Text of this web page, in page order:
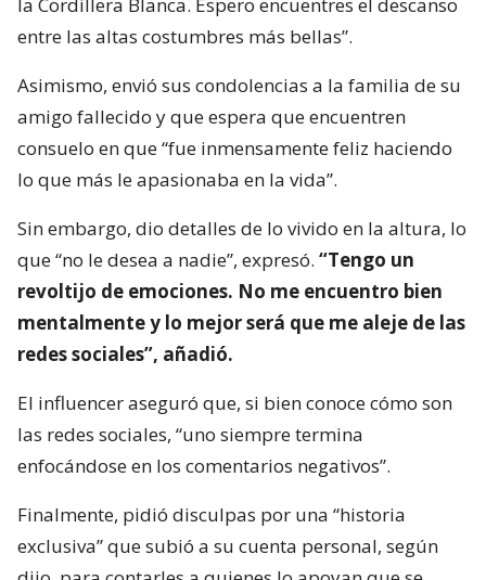
entre las altas costumbres más bellas”.
Asimismo, envió sus condolencias a la familia de su
amigo fallecido y que espera que encuentren
consuelo en que “fue inmensamente feliz haciendo
lo que más le apasionaba en la vida”.
Sin embargo, dio detalles de lo vivido en la altura, lo
que “no le desea a nadie”, expresó. “Tengo un
revoltijo de emociones. No me encuentro bien
mentalmente y lo mejor será que me aleje de las
redes sociales”, añadió.
El influencer aseguró que, si bien conoce cómo son
las redes sociales, “uno siempre termina
enfocándose en los comentarios negativos”.
Finalmente, pidió disculpas por una “historia
exclusiva” que subió a su cuenta personal, según